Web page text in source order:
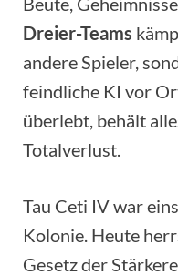
Dreier-Teams
andere Spieler,
feindliche KI vor
überlebt, behält
Totalverlust.
Tau Ceti IV war
Kolonie. Heute
Gesetz der